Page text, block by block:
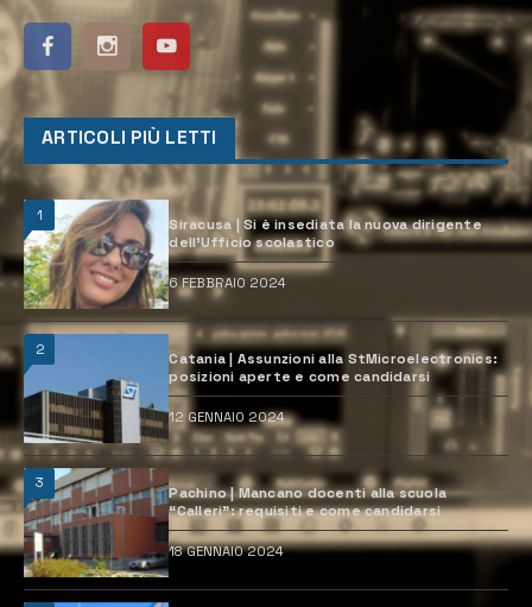
ARTICOLI PIÙ LETTI
1
Siracusa | Si è insediata la nuova dirigente
dell’Ufficio scolastico
6 FEBBRAIO 2024
2
Catania | Assunzioni alla StMicroelectronics:
posizioni aperte e come candidarsi
12 GENNAIO 2024
3
Pachino | Mancano docenti alla scuola
“Calleri”: requisiti e come candidarsi
18 GENNAIO 2024